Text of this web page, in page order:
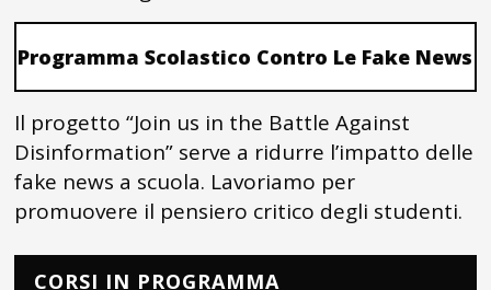
Programma Scolastico Contro Le Fake News
Il progetto “Join us in the Battle Against
Disinformation” serve a ridurre l’impatto delle
fake news a scuola. Lavoriamo per
promuovere il pensiero critico degli studenti.
CORSI IN PROGRAMMA